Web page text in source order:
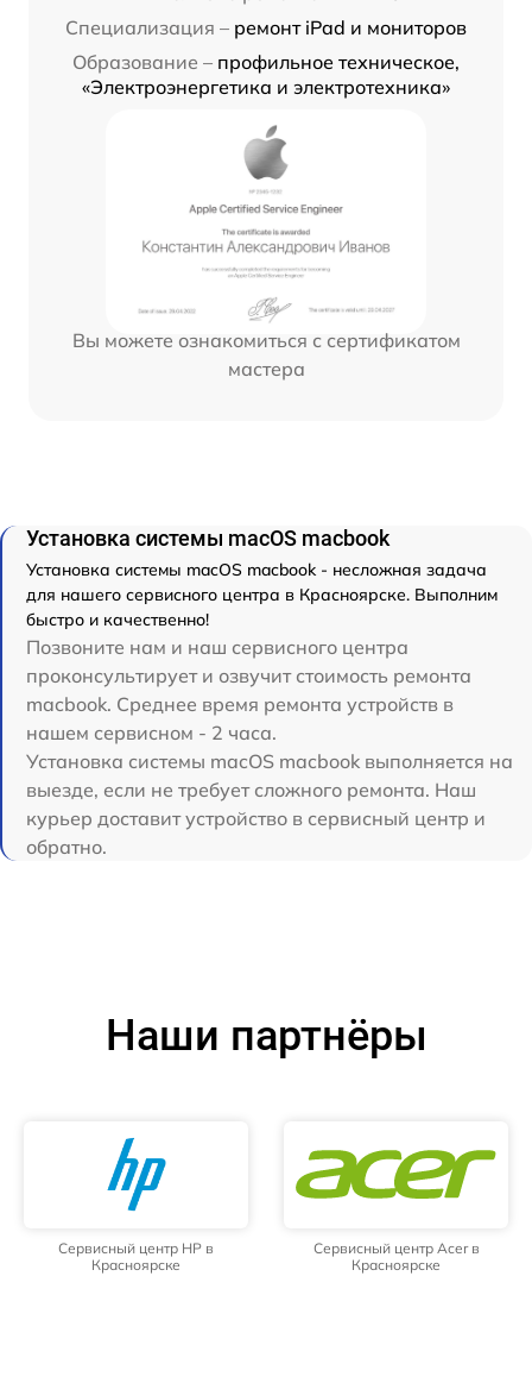
Специализация – ремонт iPad и мониторов
Образование – профильное техническое,
«Электроэнергетика и электротехника»
Вы можете ознакомиться с сертификатом
мастера
Установка системы macOS macbook
Установка системы macOS macbook - несложная задача
для нашего сервисного центра в Красноярске. Выполним
быстро и качественно!
Позвоните нам и наш сервисного центра
проконсультирует и озвучит стоимость ремонта
macbook. Среднее время ремонта устройств в
нашем сервисном - 2 часа.
Установка системы macOS macbook выполняется на
выезде, если не требует сложного ремонта. Наш
курьер доставит устройство в сервисный центр и
обратно.
Наши партнёры
Сервисный центр HP в
Красноярске
Сервисный центр Acer в
Красноярске